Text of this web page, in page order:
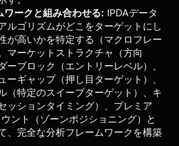
ワークと組み合わせる: IPDAデータ
ルゴリズムがどこをターゲットにし
が高いかを特定する（マクロフレー
マーケットストラクチャ（方向
ーブロック（エントリーレベル）、
ーギャップ（押し目ターゲット）、
（特定のスイープターゲット）、キ
ッションタイミング）、プレミア
ント（ゾーンポジショニング）と
、完全な分析フレームワークを構築